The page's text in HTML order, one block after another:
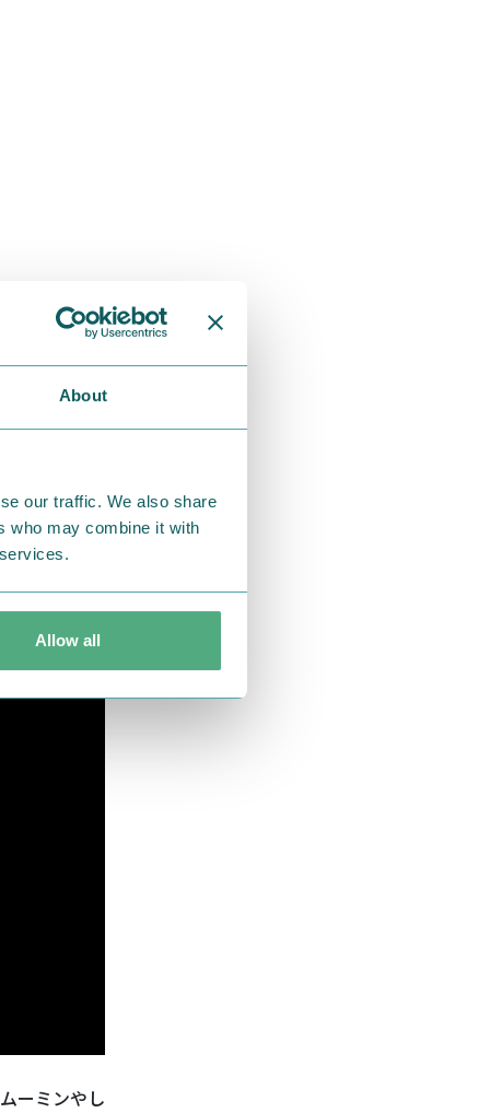
About
our traffic. We also share
who may combine it with
Allow all
アクセント
体感のある
ーミンやし